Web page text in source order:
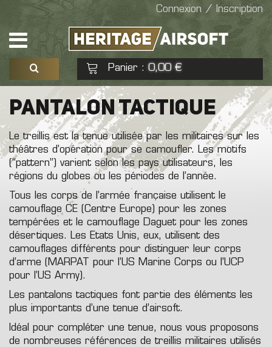
Connexion / Inscription
Panier : 0,00 €
Voir mon panier Commander
Aucun produit
PANTALON TACTIQUE
Le treillis est la tenue utilisée par les militaires sur les
théâtres d’opération pour se camoufler. Les motifs
(“pattern”) varient selon les pays utilisateurs, les
régions du globes ou les périodes de l’année.
Tous les corps de l’armée française utilisent le
camouflage CE (Centre Europe) pour les zones
tempérées et le camouflage Daguet pour les zones
désertiques. Les Etats Unis, eux, utilisent des
camouflages différents pour distinguer leur corps
d’arme (MARPAT pour l’US Marine Corps ou l’UCP
pour l’US Army).
Les pantalons tactiques font partie des éléments les
plus importants d’une tenue d’airsoft.
Idéal pour compléter une tenue, nous vous proposons
de nombreuses références de treillis militaires utilisés